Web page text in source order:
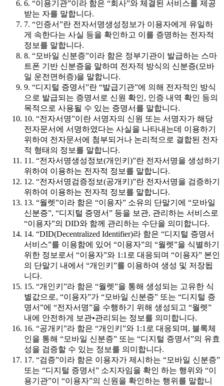
6. “이용기관”이라 함은 “회사”와 체결된 서비스를 제공
받는 자를 말합니다.
7. “인증서”란 전자서명생성정보가 이용자에게 유일하
게 속한다는 사실 등을 확인하고 이를 증명하는 전자적
정보를 말합니다.
8. “모바일 신분증”이라 함은 정부기관이 발급하는 스마
트폰 기반 신분증을 말하며 전자적 방식의 신분증(모바
일 운전면허증)을 말합니다.
9. “디지털 증명서”란 “발급기관”에 의해 전자적인 방식
으로 발급되는 증명서로 신원 확인, 인증 내역 확인 등의
목적으로 사용될 수 있는 증명서를 말합니다.
10. “전자서명”이란 서명자의 신원 또는 서명자가 해당
전자문서에 서명하였다는 사실을 나타내는데 이용하기
위하여 전자문서에 첨부되거나 논리적으로 결합된 전자
적 형태의 정보를 말합니다.
11. “전자서명생성정보(개인키)”란 전자서명을 생성하기
위하여 이용하는 전자적 정보를 말합니다.
12. “전자서명검증정보(공개키)”란 전자서명을 검증하기
위하여 이용하는 전자적 정보를 말합니다.
13. “월렛”이라 함은 “이용자” 소유의 단말기에 “모바일
신분증”, “디지털 증명서” 등을 보관, 관리하는 서비스로
“이용자”의 DID와 함께 관리하는 수단을 의미합니다.
14. “DID(Decentralized Identifier)라 함은 “디지털 증명서
서비스”를 이용함에 있어 “이용자”의 “월렛”을 식별하기
위한 정보로서 “이용자”와 1:1로 대응되며 “이용자” 본인
의 단말기 내에서 “개인키”를 이용하여 생성 및 저장됩
니다.
15. “개인키”라 함은 “월렛”을 통해 생성되는 고유한 식
별값으로, “이용자”가 “모바일 신분증” 또는 “디지털 증
명서”에 “전자서명”을 수행하기 위해 생성되고 “월렛”
내에 안전하게 보관•관리되는 정보를 의미합니다.
16. “공개키”라 함은 “개인키”와 1:1로 대응되며, 블록체
인을 통해 “모바일 신분증” 또는 “디지털 증명서”의 유효
성을 검증할 수 있는 정보를 의미합니다.
17. “검증”이라 함은 이용자가 제시하는 “모바일 신분증”
또는 “디지털 증명서” 소지자임을 확인 하는 행위와 “이
용기관”이 “이용자”의 신원을 확인하는 행위를 말합니